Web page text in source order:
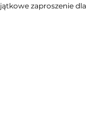
zaproszenie dla